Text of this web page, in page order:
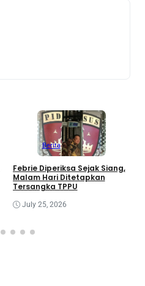
Berita
Febrie Diperiksa Sejak Siang,
Malam Hari Ditetapkan
Tersangka TPPU
July 25, 2026